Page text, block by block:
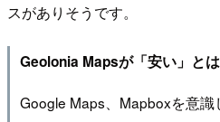
スがありそうです。
Geolonia Mapsが「安い」と
Google Maps、Mapboxを意